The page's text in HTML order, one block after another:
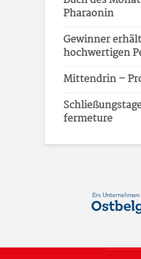
Pharaonin
Gewinner erhält
hochwertigen
Mittendrin –
fermeture